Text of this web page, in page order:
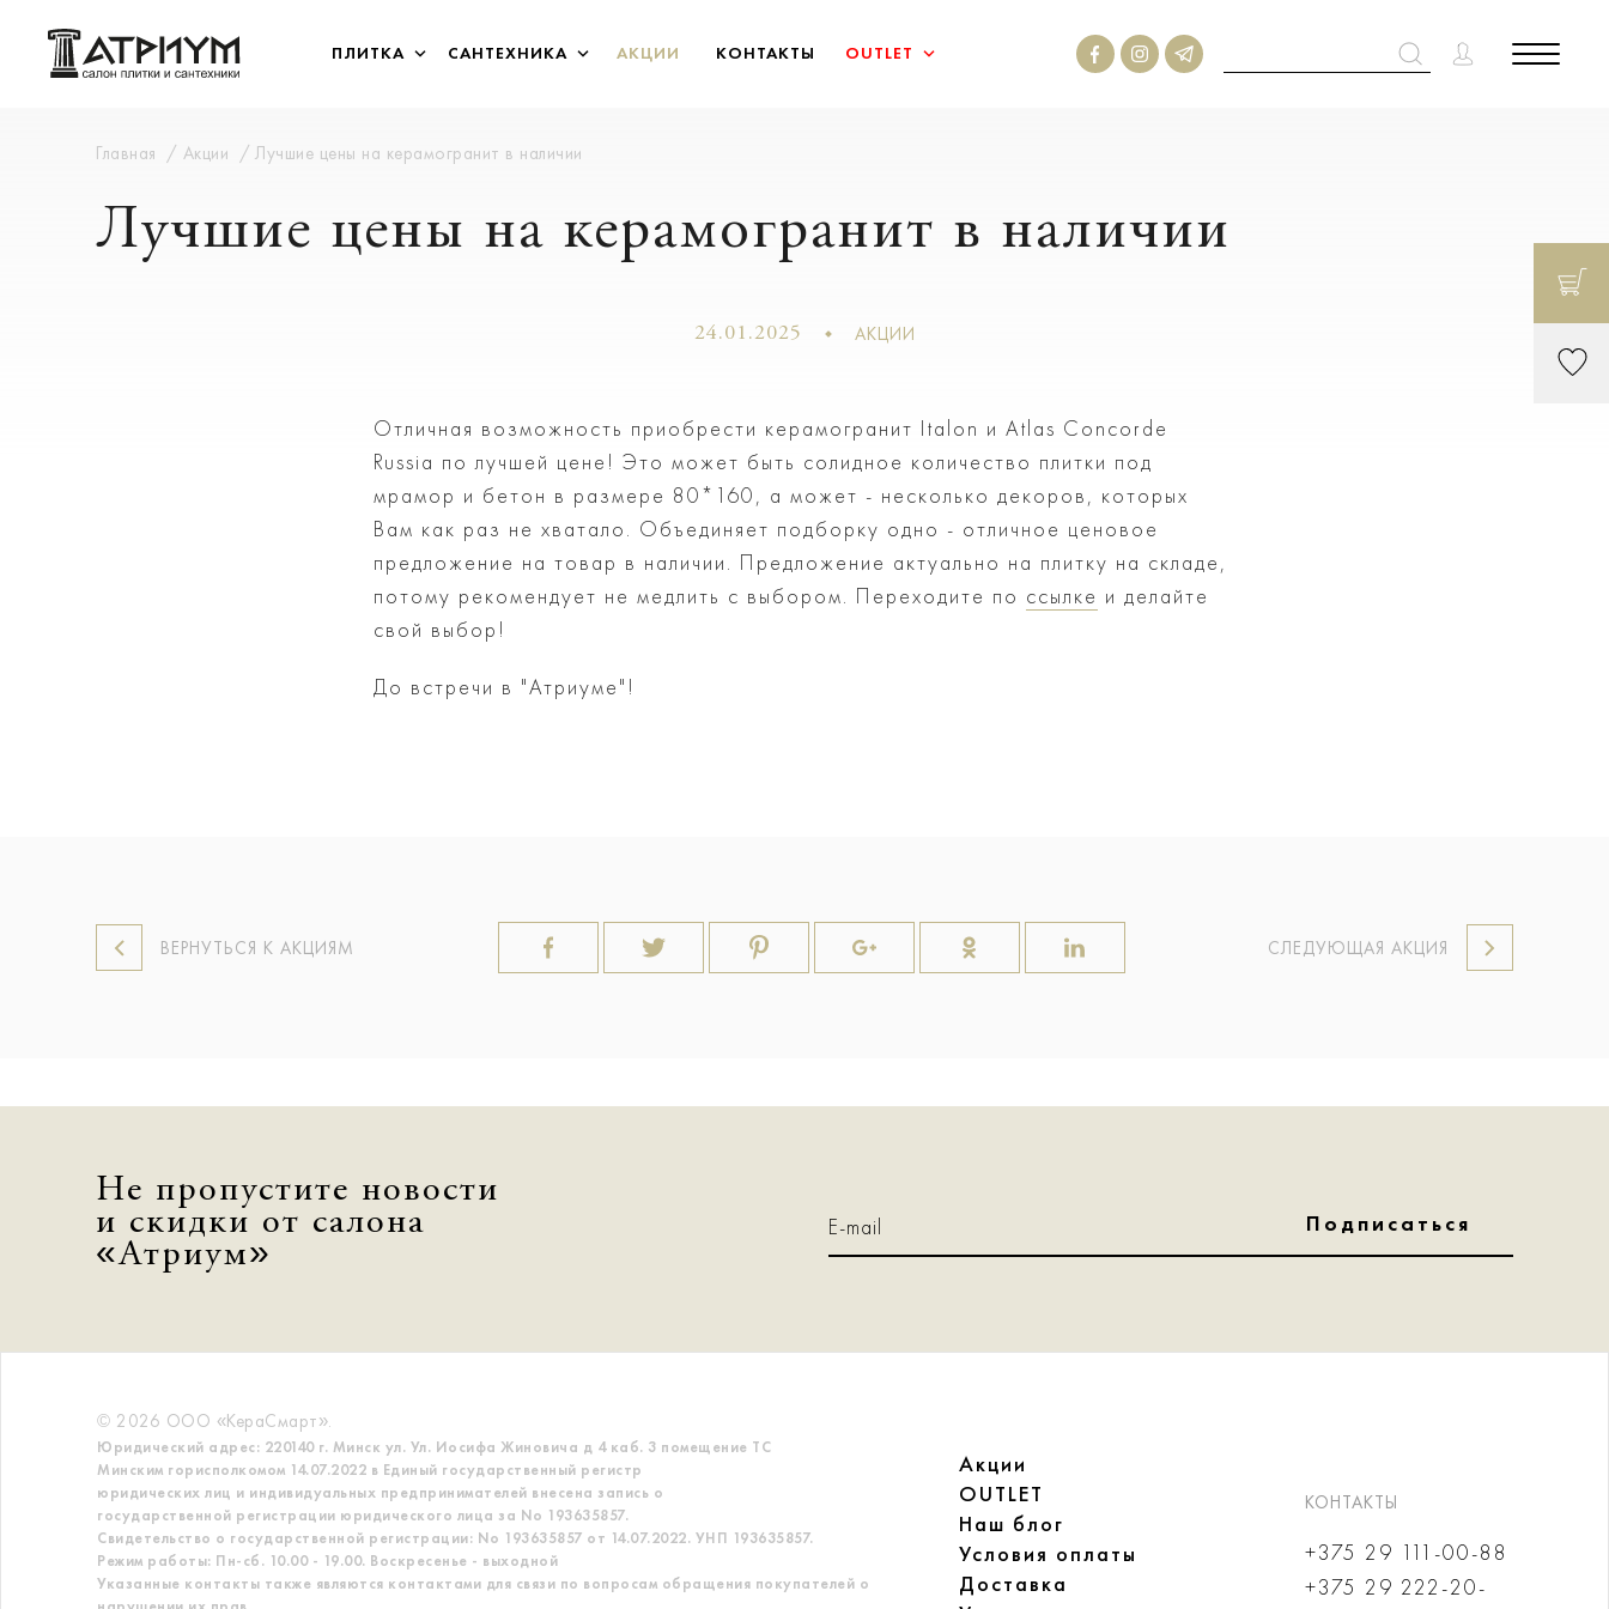
ПЛИТКА САНТЕХНИКА АКЦИИ КОНТАКТЫ OUTLET
Главная Акции Лучшие цены на керамогранит в наличии
Лучшие цены на керамогранит в наличии
24.01.2025 АКЦИИ
Отличная возможность приобрести керамогранит Italon и Atlas Concorde
Russia по лучшей цене! Это может быть солидное количество плитки под
мрамор и бетон в размере 80*160, а может - несколько декоров, которых
Вам как раз не хватало. Объединяет подборку одно - отличное ценовое
предложение на товар в наличии. Предложение актуально на плитку на складе,
потому рекомендует не медлить с выбором. Переходите по ссылке и делайте
свой выбор!
До встречи в "Атриуме"!
ВЕРНУТЬСЯ К АКЦИЯМ СЛЕДУЮЩАЯ АКЦИЯ
Не пропустите новости
и скидки от салона
«Атриум»
Подписаться
© 2026 ООО «КераСмарт».
Юридический адрес: 220140 г. Минск ул. Ул. Иосифа Жиновича д 4 каб. 3 помещение ТС
Минским горисполкомом 14.07.2022 в Единый государственный регистр
юридических лиц и индивидуальных предпринимателей внесена запись о
государственной регистрации юридического лица за No 193635857.
Свидетельство о государственной регистрации: No 193635857 от 14.07.2022. УНП 193635857.
Режим работы: Пн-сб. 10.00 - 19.00. Воскресенье - выходной
Указанные контакты также являются контактами для связи по вопросам обращения покупателей о
Акции
OUTLET
Наш блог
Условия оплаты
Доставка
КОНТАКТЫ
+375 29 111-00-88
+375 29 222-20-